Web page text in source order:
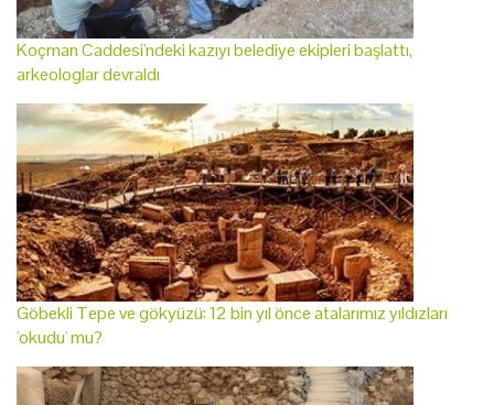
Koçman Caddesi'ndeki kazıyı belediye ekipleri başlattı,
arkeologlar devraldı
Göbekli Tepe ve gökyüzü: 12 bin yıl önce atalarımız yıldızları
'okudu' mu?